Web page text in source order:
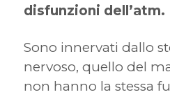
disfunzioni dell’atm.
Sono innervati dallo
nervoso, quello del
non hanno la stessa